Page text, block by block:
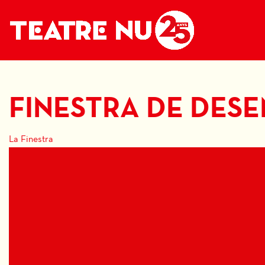
FINESTRA DE
La Finestra